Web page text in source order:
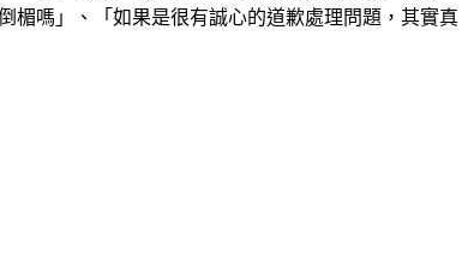
楣嗎」、「如果是很有誠心的道歉處理問題，其實真